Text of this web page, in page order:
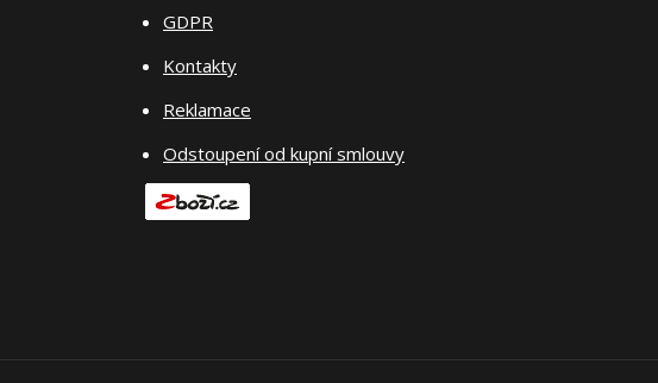
GDPR
Kontakty
Reklamace
Odstoupení od kupní smlouvy